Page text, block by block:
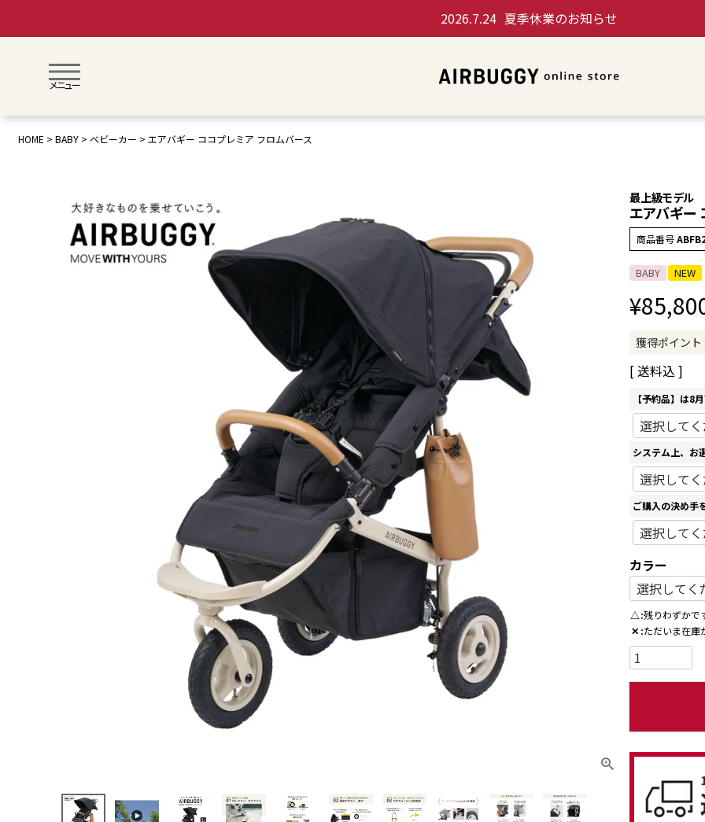
2026.7.24 夏季休業のお知らせ
メニュー
HOME BABY ベビーカー エアバギー ココプレミア フロムバース
最上級モデル
エアバギー
商品番号
BABY NEW
¥
獲得ポイント
送料込
【予約品】は8
システム上、お
ご購入の決め手
カラー
△ 残りわずかで
✕ ただいま在庫